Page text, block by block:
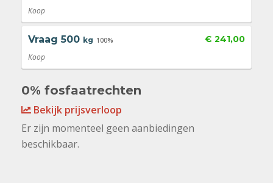
Koop
Vraag 500 kg 100% € 241,00
Koop
0% fosfaatrechten
Bekijk prijsverloop
Er zijn momenteel geen aanbiedingen
beschikbaar.